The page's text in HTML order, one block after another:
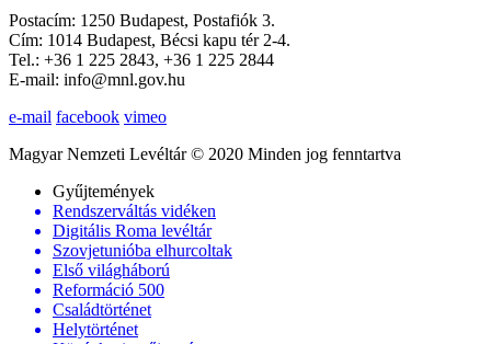
Postacím: 1250 Budapest, Postafiók 3.
Cím: 1014 Budapest, Bécsi kapu tér 2-4.
Tel.: +36 1 225 2843, +36 1 225 2844
E-mail: info@mnl.gov.hu
e-mail facebook vimeo
Magyar Nemzeti Levéltár © 2020 Minden jog fenntartva
Gyűjtemények
Rendszerváltás vidéken
Digitális Roma levéltár
Szovjetunióba elhurcoltak
Első világháború
Reformáció 500
Családtörténet
Helytörténet